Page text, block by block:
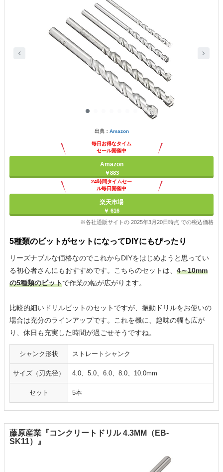
出典： Amazon
毎日お得なタイム
セール開催中
Amazon
￥883
24時間タイムセー
ル毎日開催中
楽天市場
￥ 616
※各社通販サイトの 2025年3月20日時点 での税込価格
5種類のビットがセットになってDIYにもぴったり
リーズナブルな価格なのでこれからDIYをはじめようと思ってい
る初心者さんにもおすすめです。こちらのセットは、 4～10mm
の5種類のビットで作業の幅が広がります。
比較的細いドリルビットのセットですが、振動ドリルをお使いの
場合は充分のラインアップです。これを機に、趣味の幅も広が
り、休日も充実した時間が過ごせそうですね。
シャンク形状 ストレートシャンク
サイズ（刃先径） 4.0、5.0、6.0、8.0、10.0mm
セット 5本
藤原産業『コンクリートドリル 4.3MM（EB-
SK11）』